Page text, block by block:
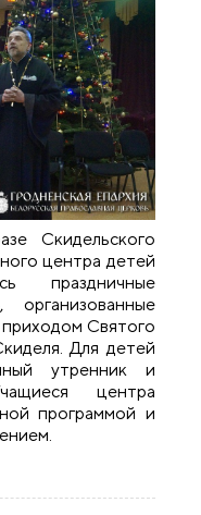
Скидельского
центра детей
праздничные
организованные
Святого
Для детей
утренник и
центра
программой и